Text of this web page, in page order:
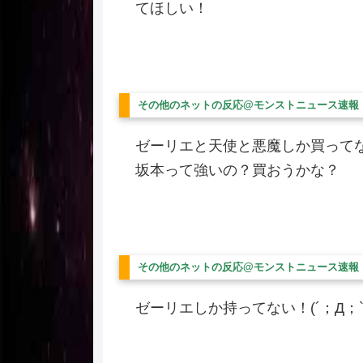
てほしい！
その他のネットの反応@モンストニュース速報
ゼーリエと天使と悪魔しか買って
坂本って強いの？買おうかな？
その他のネットの反応@モンストニュース速報
ゼーリエしか持ってない！(´；Д；